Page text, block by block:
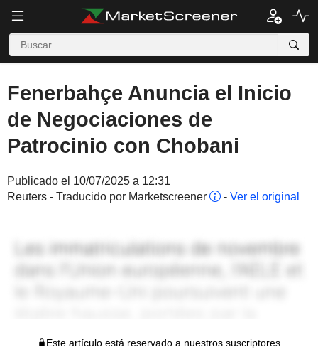
Fenerbahçe Anuncia el Inicio
de Negociaciones de
Patrocinio con Chobani
Publicado el 10/07/2025 a 12:31
Reuters - Traducido por Marketscreener
- Ver el original
Este artículo está reservado a nuestros suscriptores